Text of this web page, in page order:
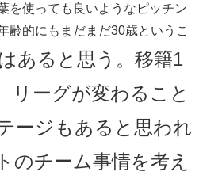
を使っても良いようなピッチン
齢的にもまだまだ30歳というこ
あると思う。移籍1
リーグが変わること
ージもあると思われ
のチーム事情を考え